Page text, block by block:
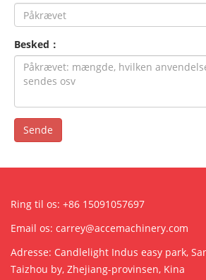
Besked：
Sende
Ring til os: +86 15091057697
Email os: carrey@accemachinery.com
Adresse: Candlelight Indus easy park,
Taizhou by, Zhejiang-provinsen, Kina